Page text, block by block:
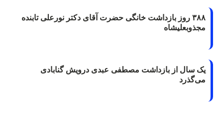
۳۸۸ روز بازداشت خانگی حضرت آقای دکتر نورعلی تابنده
مجذوبعلیشاه
یک سال از بازداشت مصطفی عبدی درویش گنابادی
می‌گذرد